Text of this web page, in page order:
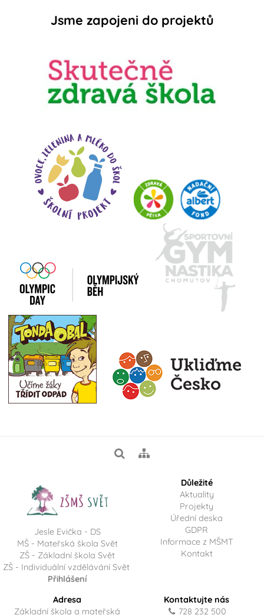
Jsme zapojeni do projektů
Jesle Evička - DS
MŠ - Mateřská škola Svět
ZŠ - Základní škola Svět
ZŠ - Individuální vzdělávání Svět
Přihlášení
Důležité
Aktuality
Projekty
Úřední deska
GDPR
Informace z MŠMT
Kontakt
Adresa
Základní škola a mateřská
Kontaktujte nás
728 232 500